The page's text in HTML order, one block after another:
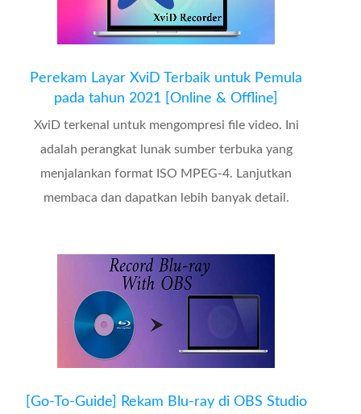
Perekam Layar XviD Terbaik untuk Pemula
pada tahun 2021 [Online & Offline]
XviD terkenal untuk mengompresi file video. Ini
adalah perangkat lunak sumber terbuka yang
menjalankan format ISO MPEG-4. Lanjutkan
membaca dan dapatkan lebih banyak detail.
[Go-To-Guide] Rekam Blu-ray di OBS Studio